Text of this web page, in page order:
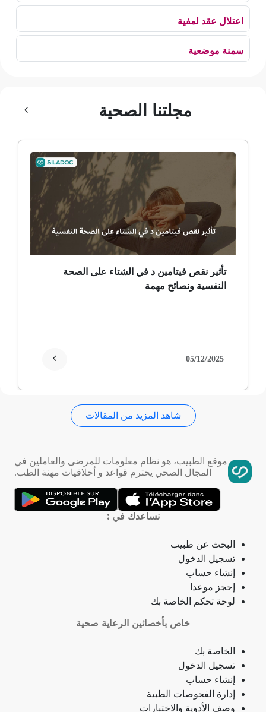
اعتلال عقد لمفية
سمنة موضعية
ألم وعائي وجهي
ضمور عصبي ألمي
حساسية
ثعلبة
ألزهايمر (مرض)
تمدد الأوعية الدموية
التهاب الحلق
ذبحة صدرية (مصطلح لاتيني)
فقدان الشهية
فقدان حاسة الشم
جمرة (أنثراكس)
لامبالاة
مجلتنا الصحية
تأثير نقص فيتامين د في الشتاء على الصحة
النفسية ونصائح مهمة
05/12/2025
شاهد المزيد من المقالات
موقع الطبيب، هو نظام معلومات للمرضى والعاملين في
المجال الصحي يحترم قواعد و أخلاقيات مهنة الطب.
نساعدك في :
البحث عن طبيب
تسجيل الدخول
إنشاء حساب
إحجز موعدا
لوحة تحكم الخاصة بك
خاص بأخصائين الرعاية صحية
الخاصة بك
تسجيل الدخول
إنشاء حساب
إدارة الفحوصات الطبية
وصف الأدوية والاختبارات